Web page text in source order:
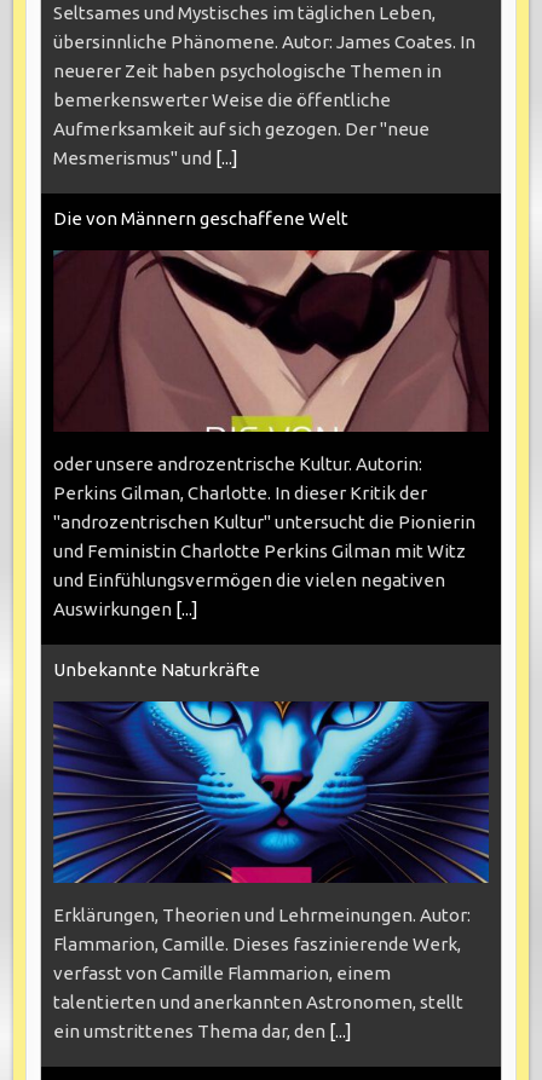
Seltsames und Mystisches im täglichen Leben,
übersinnliche Phänomene. Autor: James Coates. In
neuerer Zeit haben psychologische Themen in
bemerkenswerter Weise die öffentliche
Aufmerksamkeit auf sich gezogen. Der "neue
Mesmerismus" und [...]
Die von Männern geschaffene Welt
oder unsere androzentrische Kultur. Autorin:
Perkins Gilman, Charlotte. In dieser Kritik der
"androzentrischen Kultur" untersucht die Pionierin
und Feministin Charlotte Perkins Gilman mit Witz
und Einfühlungsvermögen die vielen negativen
Auswirkungen [...]
Unbekannte Naturkräfte
Erklärungen, Theorien und Lehrmeinungen. Autor:
Flammarion, Camille. Dieses faszinierende Werk,
verfasst von Camille Flammarion, einem
talentierten und anerkannten Astronomen, stellt
ein umstrittenes Thema dar, den [...]